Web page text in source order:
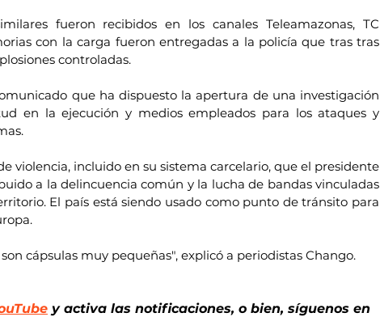
fueron recibidos en los canales Teleamazonas, TC
con la carga fueron entregadas a la policía que tras tras
controladas.
que ha dispuesto la apertura de una investigación
en la ejecución y medios empleados para los ataques y
violencia, incluido en su sistema carcelario, que el presidente
a la delincuencia común y la lucha de bandas vinculadas
El país está siendo usado como punto de tránsito para
cápsulas muy pequeñas", explicó a periodistas Chango.
y activa las notificaciones, o bien, síguenos en